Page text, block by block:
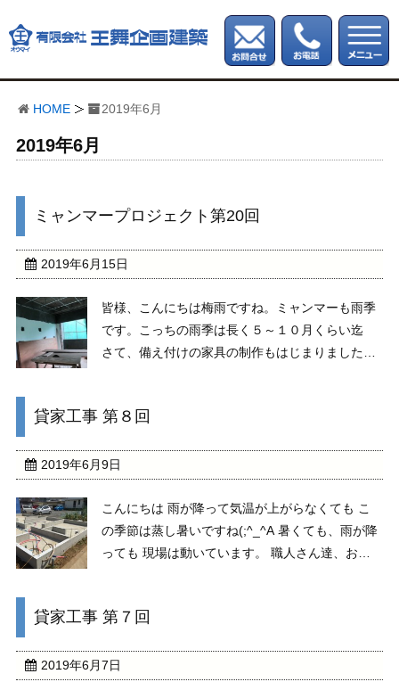
HOME 2019年6月
2019年6月
ミャンマープロジェクト第20回
2019年6月15日
皆様、こんにちは梅雨ですね。ミャンマーも雨季
です。こっちの雨季は長く５～１０月くらい迄
さて、備え付けの家具の制作もはじまりました。
式なので上げてあります。 それでは ...
貸家工事 第８回
2019年6月9日
こんにちは 雨が降って気温が上がらなくても こ
の季節は蒸し暑いですね(;^_^A 暑くても、雨が降
っても 現場は動いています。 職人さん達、お疲
ろがし』と ...
貸家工事 第７回
2019年6月7日